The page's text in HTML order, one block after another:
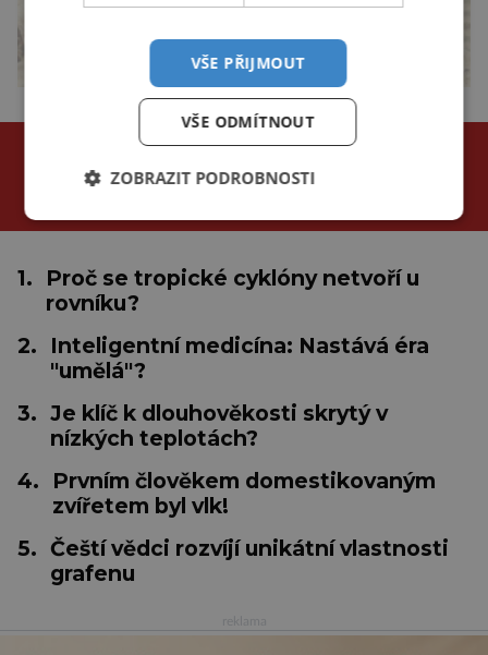
NEJČTENĚJŠÍ ČLÁNKY
za poslední
1.
Proč se tropické cyklóny netvoří u
rovníku?
2.
Inteligentní medicína: Nastává éra
"umělá"?
3. Je klíč k dlouhověkosti skrytý v
nízkých teplotách?
4.
Prvním člověkem domestikovaným
zvířetem byl vlk!
5. Čeští vědci rozvíjí unikátní vlastnosti
grafenu
VŠE PŘIJMOUT
VŠE ODMÍTNOUT
ZOBRAZIT PODROBNOSTI